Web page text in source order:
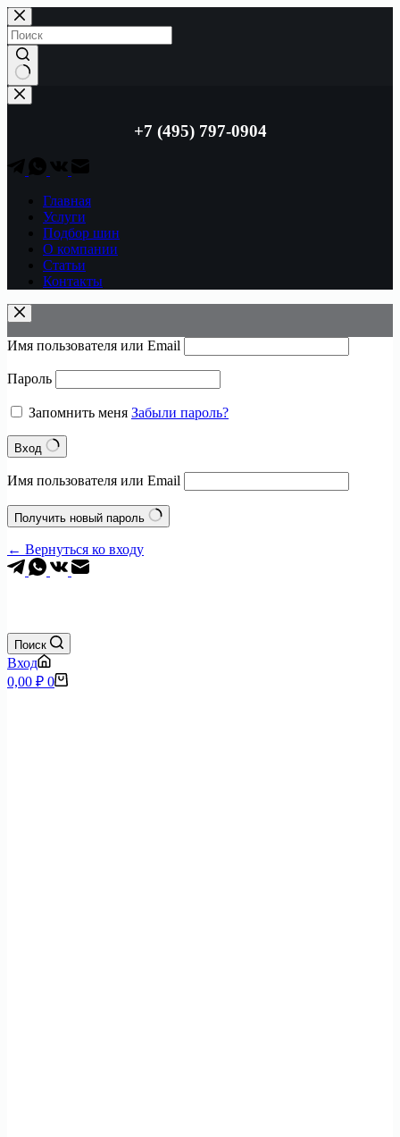
Перейти
к
сути
Ничего
не
+7 (495) 797-0904
Главная
Услуги
Подбор шин
О компании
Статьи
Контакты
Имя пользователя или Email
Пароль
Запомнить меня Забыли пароль?
Вход
Имя пользователя или Email
Получить новый пароль
← Вернуться ко входу
Поиск
Вход
Корзина
0,00 ₽ 0